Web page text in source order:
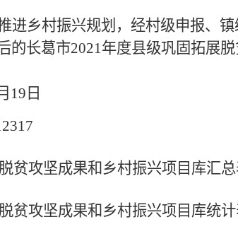
进乡村振兴规划，经村级申报、镇
的长葛市2021年度县级巩固拓展
19日
贫攻坚成果和乡村振兴项目库汇
贫攻坚成果和乡村振兴项目库统